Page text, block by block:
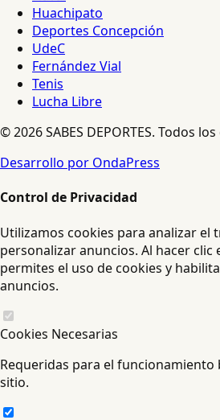
Huachipato
Deportes Concepción
UdeC
Fernández Vial
Tenis
Lucha Libre
© 2026 SABES DEPORTES. Todos
Desarrollo por OndaPress
Control de Privacidad
Utilizamos cookies para analizar el
personalizar anuncios. Al hacer clic
permites el uso de cookies y
anuncios.
Cookies Necesarias
Requeridas para el funcionamiento
sitio.